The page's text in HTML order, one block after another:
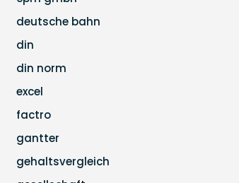
deutsche bahn
din
din norm
excel
factro
gantter
gehaltsvergleich